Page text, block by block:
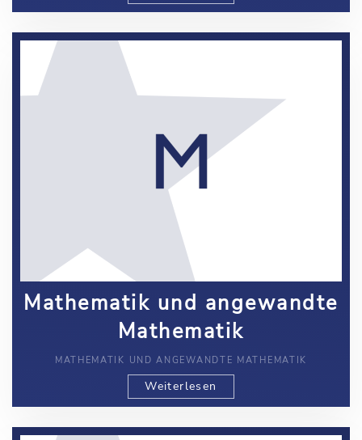
Mathematik und angewandte
Mathematik
MATHEMATIK UND ANGEWANDTE MATHEMATIK
Weiterlesen